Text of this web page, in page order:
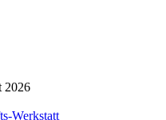
2026
Werkstatt